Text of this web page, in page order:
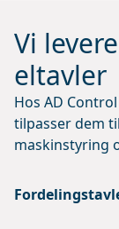
Vi
eltavler
Hos AD
tilpasser dem
maskinstyring